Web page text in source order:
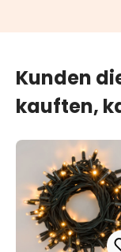
Kunden
kauften,